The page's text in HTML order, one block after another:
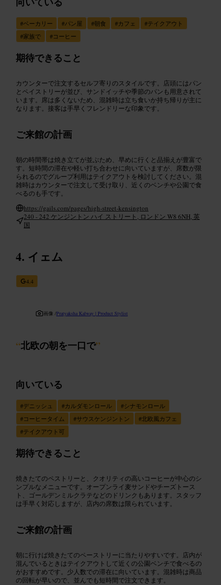
#ベーカリー #パン屋 #朝食 #カフェ #テイクアウト
#家族で #コーヒー
期待できること
カウンターで注文するセルフ寄りのスタイルです。店頭にはパン
とペイストリーが並び、サンドイッチや季節のパンも用意されて
います。席は多くないため、混雑時は立ち食いか持ち帰りが主に
なります。接客は手早くフレンドリーな印象です。
ご来館の計画
朝の時間帯は焼き立てが並ぶため、早めに行くと品揃えが豊富で
す。短時間の滞在や軽い打ち合わせに向いていますが、席数が限
られるのでグループ利用はテイクアウトを検討してください。混
雑時はカウンターで注文して受け取り、近くのベンチや公園で食
べるのも手です。
https://gails.com/pages/high-street-kensington
240 - 242 ケンジントン ハイ ストリート, ロンドン W8 6NH, 英
国
イェム
4.4
画像 /Pratyaksha Kalway | Product Stylist
“北欧の朝を一口で”
向いている
#デニッシュ #カルダモンロール #シナモンロール
#コーヒータイム #サウスケンジントン #北欧風カフェ
#テイクアウト可
期待できること
焼きたてのペストリーと、クオリティの高いコーヒーが中心のシ
ンプルなメニューです。オープンライ麦サンドやチーズトース
ト、ゴールデンミルクラテなどのドリンクもあります。スタッフ
は手早く対応しますが、店内の席数は限られています。
ご来館の計画
朝に行けば焼きたてのペーストリーに当たりやすいです。店内が
混んでいるときはテイクアウトして近くの公園ベンチで食べるの
がおすすめです。少人数での滞在に向いています。混雑時は商品
の回転が早いので、並んでも短時間で注文できます。